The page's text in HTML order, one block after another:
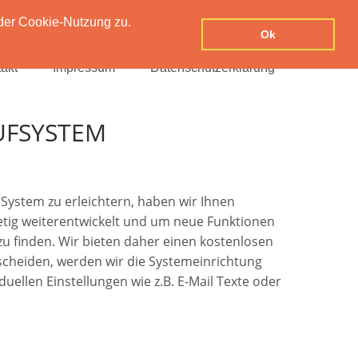
Cookie-Nutzung zu.
Ok
Impressum Datenschutzerklärung
zu erleichtern, haben wir Ihnen
weiterentwickelt und um neue Funktionen
finden. Wir bieten daher einen kostenlosen
werden wir die Systemeinrichtung
Einstellungen wie z.B. E-Mail Texte oder